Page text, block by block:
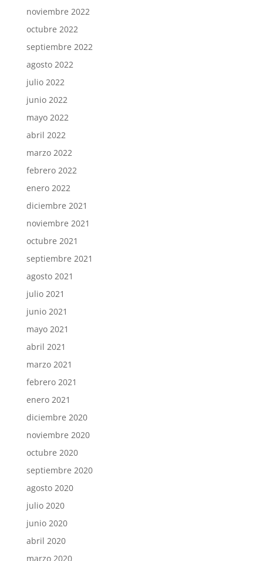
noviembre 2022
octubre 2022
septiembre 2022
agosto 2022
julio 2022
junio 2022
mayo 2022
abril 2022
marzo 2022
febrero 2022
enero 2022
diciembre 2021
noviembre 2021
octubre 2021
septiembre 2021
agosto 2021
julio 2021
junio 2021
mayo 2021
abril 2021
marzo 2021
febrero 2021
enero 2021
diciembre 2020
noviembre 2020
octubre 2020
septiembre 2020
agosto 2020
julio 2020
junio 2020
abril 2020
marzo 2020